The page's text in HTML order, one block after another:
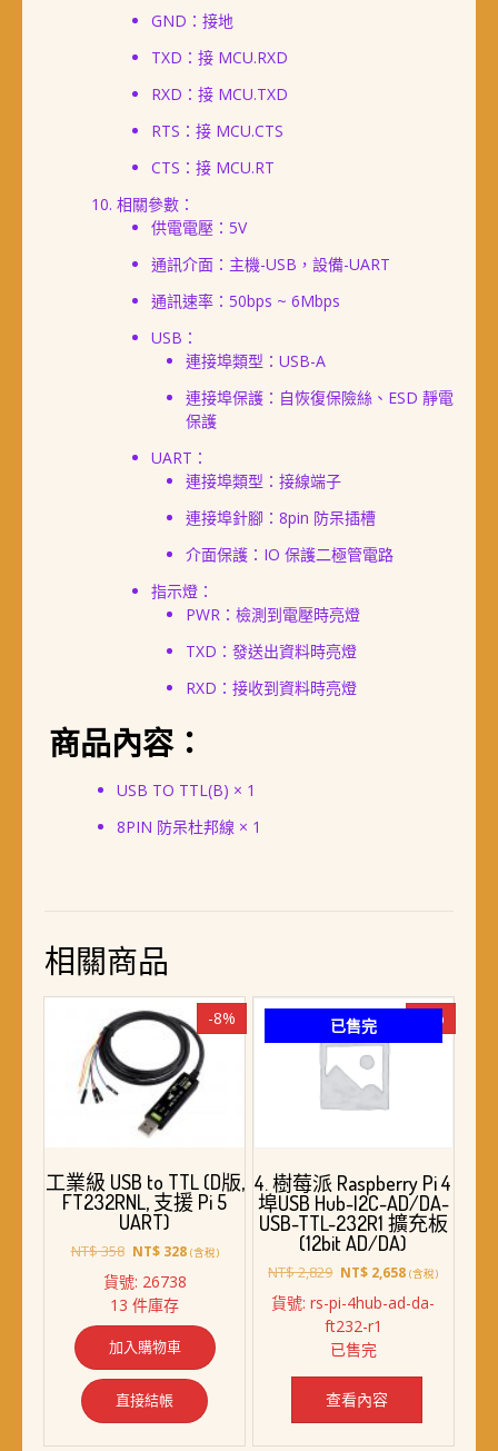
GND：接地
TXD：接 MCU.RXD
RXD：接 MCU.TXD
RTS：接 MCU.CTS
CTS：接 MCU.RT
相關參數：
供電電壓：5V
通訊介面：主機-USB，設備-UART
通訊速率：50bps ~ 6Mbps
USB：
連接埠類型：USB-A
連接埠保護：自恢復保險絲、ESD 靜電
保護
UART：
連接埠類型：接線端子
連接埠針腳：8pin 防呆插槽
介面保護：IO 保護二極管電路
指示燈：
PWR：檢測到電壓時亮燈
TXD：發送出資料時亮燈
RXD：接收到資料時亮燈
商品內容：
USB TO TTL(B) × 1
8PIN 防呆杜邦線 × 1
相關商品
-8%
工業級 USB to TTL (D版,
FT232RNL, 支援 Pi 5
UART)
NT$358 原
價
格：
NT$ 358。
NT$328目
價
NT$ 328。
(含稅)
貨號: 26738
13 件庫存
加入購物車
直接結帳
已售完 -6%
4. 樹莓派 Raspberry Pi 4
埠USB Hub-I2C-AD/DA-
USB-TTL-232R1 擴充板
(12bit AD/DA)
NT$2,829 原
價
格：
NT$ 2,829。
NT$ 2,658目
價
(含稅)
貨號: rs-pi-4hub-ad-da-
ft232-r1
已售完
查看內容